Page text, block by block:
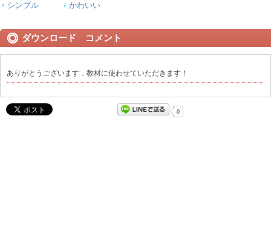
シンプル
かわいい
ダウンロード コメント
ありがとうございます．教材に使わせていただきます！
0